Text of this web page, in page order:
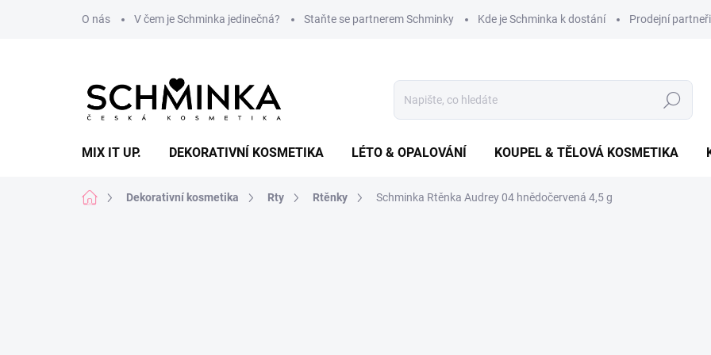
O nás V čem je Schminka jedinečná? Staňte se partnerem Schminky Kde je Schminka k dostání Prodejní partneři
Hledat
MIX IT UP. DEKORATIVNÍ KOSMETIKA LÉTO & OPALOVÁNÍ KOUPEL & TĚLOVÁ KOSMETIKA
Domů Dekorativní kosmetika Rty Rtěnky Schminka Rtěnka Audrey 04 hnědočervená 4,5 g